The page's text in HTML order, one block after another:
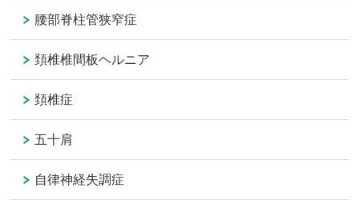
腰部脊柱管狭窄症
頚椎椎間板ヘルニア
頚椎症
五十肩
自律神経失調症